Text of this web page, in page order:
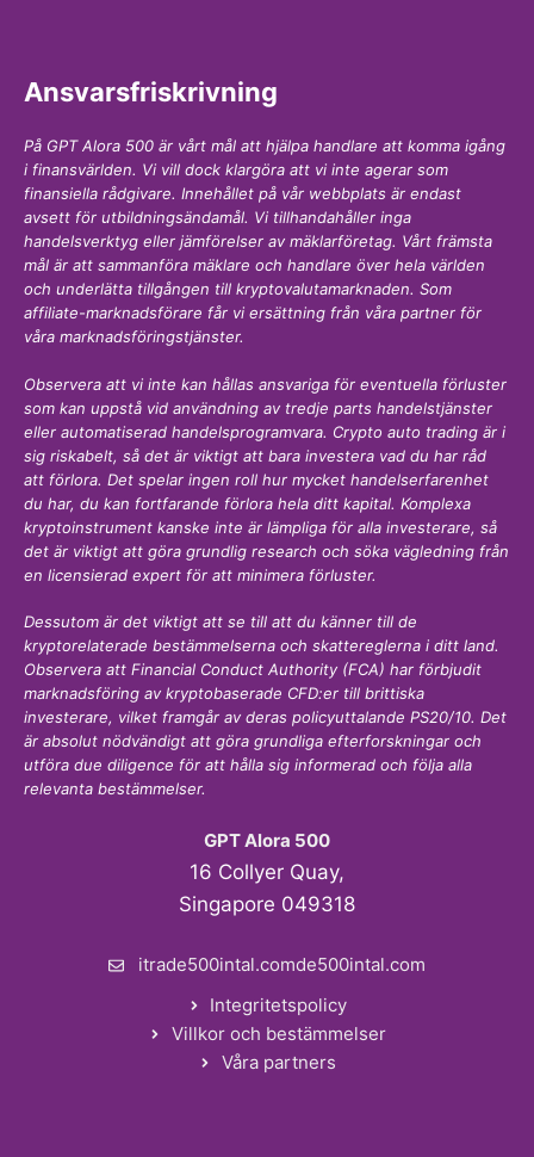
Ansvarsfriskrivning
På GPT Alora 500 är vårt mål att hjälpa handlare att komma igång
i finansvärlden. Vi vill dock klargöra att vi inte agerar som
finansiella rådgivare. Innehållet på vår webbplats är endast
avsett för utbildningsändamål. Vi tillhandahåller inga
handelsverktyg eller jämförelser av mäklarföretag. Vårt främsta
mål är att sammanföra mäklare och handlare över hela världen
och underlätta tillgången till kryptovalutamarknaden. Som
affiliate-marknadsförare får vi ersättning från våra partner för
våra marknadsföringstjänster.
Observera att vi inte kan hållas ansvariga för eventuella förluster
som kan uppstå vid användning av tredje parts handelstjänster
eller automatiserad handelsprogramvara. Crypto auto trading är i
sig riskabelt, så det är viktigt att bara investera vad du har råd
att förlora. Det spelar ingen roll hur mycket handelserfarenhet
du har, du kan fortfarande förlora hela ditt kapital. Komplexa
kryptoinstrument kanske inte är lämpliga för alla investerare, så
det är viktigt att göra grundlig research och söka vägledning från
en licensierad expert för att minimera förluster.
Dessutom är det viktigt att se till att du känner till de
kryptorelaterade bestämmelserna och skattereglerna i ditt land.
Observera att Financial Conduct Authority (FCA) har förbjudit
marknadsföring av kryptobaserade CFD:er till brittiska
investerare, vilket framgår av deras policyuttalande PS20/10. Det
är absolut nödvändigt att göra grundliga efterforskningar och
utföra due diligence för att hålla sig informerad och följa alla
relevanta bestämmelser.
GPT Alora 500
16 Collyer Quay,
Singapore 049318
itrade500intal.comde500intal.com
Integritetspolicy
Villkor och bestämmelser
Våra partners